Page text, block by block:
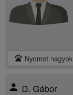
pets Nyomot hagyok
person D. Gábor